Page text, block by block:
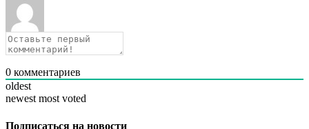
0 комментариев
oldest
newest most voted
Подписаться на новости